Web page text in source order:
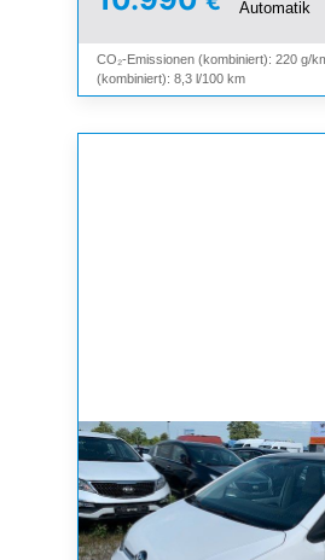
Automatik
CO₂-Emissionen (kombiniert): 220 g/
(kombiniert): 8,3 l/100 km